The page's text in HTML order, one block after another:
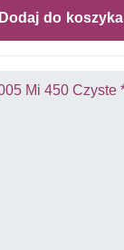
Dodaj do koszyka